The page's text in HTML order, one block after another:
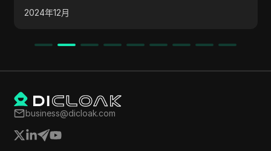
賺取每日組合幣的新功能。
2024年12月
business@dicloak.com